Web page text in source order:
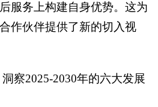
服务上构建自身优势。这为
作伙伴提供了新的切入视
察2025-2030年的六大发展